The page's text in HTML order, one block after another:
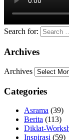
Search for:
Archives
Archives
Categories
Asrama (39)
Berita (113)
Diklat-
Inspirasi (59)